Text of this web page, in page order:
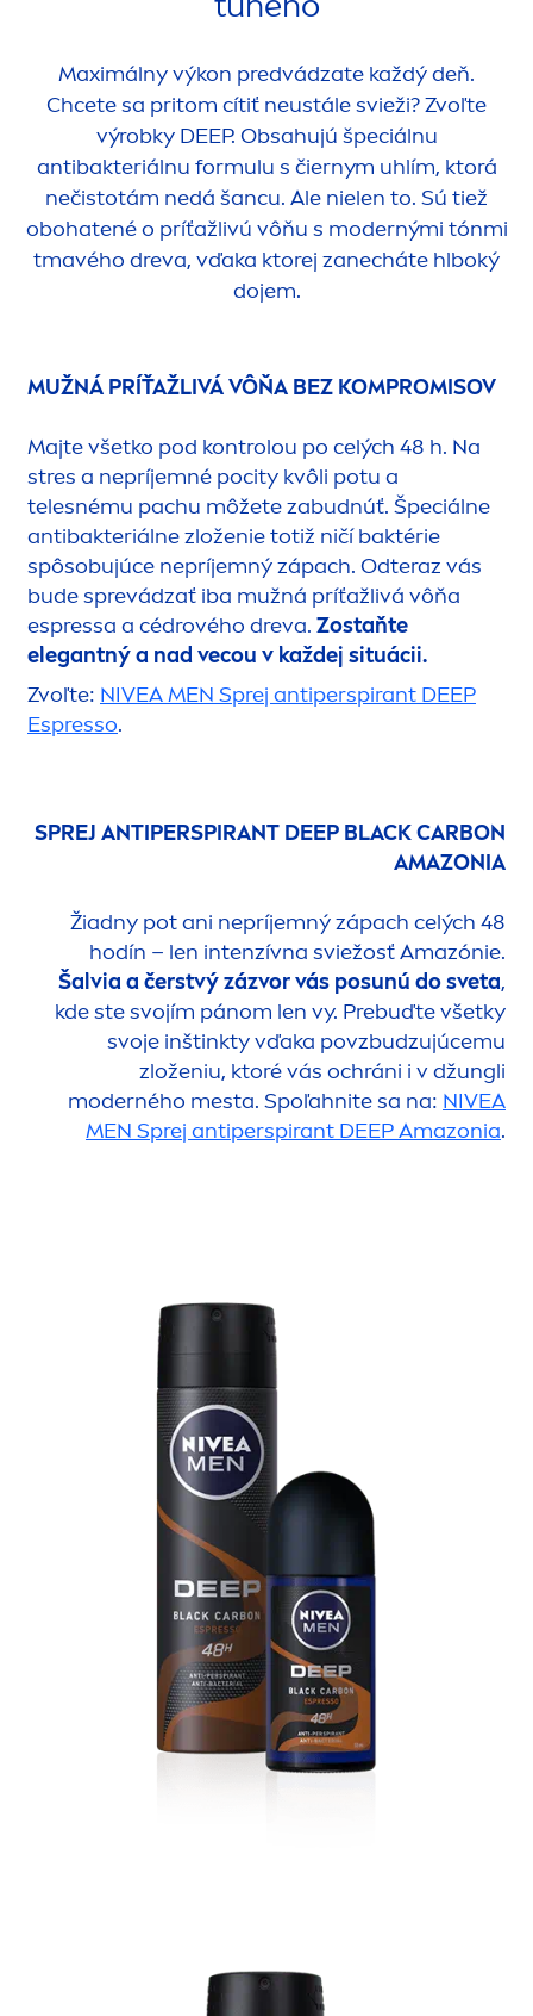
Maximálny výkon predvádzate každý deň.
Chcete sa pritom cítiť neustále svieži? Zvoľte
výrobky DEEP. Obsahujú špeciálnu
antibakteriálnu formulu s čiernym uhlím, ktorá
nečistotám nedá šancu. Ale nielen to. Sú tiež
obohatené o príťažlivú vôňu s modernými tónmi
tmavého dreva, vďaka ktorej zanecháte hlboký
dojem.
MUŽNÁ PRÍŤAŽLIVÁ VÔŇA BEZ KOMPROMISOV
Majte všetko pod kontrolou po celých 48 h. Na
stres a nepríjemné pocity kvôli potu a
telesnému pachu môžete zabudnúť. Špeciálne
antibakteriálne zloženie totiž ničí baktérie
spôsobujúce nepríjemný zápach. Odteraz vás
bude sprevádzať iba mužná príťažlivá vôňa
espressa a cédrového dreva. Zostaňte
elegantný a nad vecou v každej situácii.
Zvoľte: NIVEAMEN Sprej antiperspirant DEEP
Espresso.
SPREJ ANTIPERSPIRANT DEEP BLACKCARBON
AMAZONIA
Žiadny pot ani nepríjemný zápach celých 48
hodín – len intenzívna sviežosť Amazónie.
Šalvia a čerstvý zázvor vás posunú do sveta,
kde ste svojím pánom len vy. Prebuďte všetky
svoje inštinkty vďaka povzbudzujúcemu
zloženiu, ktoré vás ochráni i v džungli
moderného mesta. Spoľahnite sa na: NIVEA
MEN Sprej antiperspirant DEEPAmazonia.